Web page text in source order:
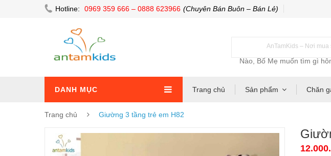
Hotline: 0969 359 666 – 0888 623966 (Chuyên Bán Buôn – Bán Lẻ)
AnTamKids – Nơi mua
DANH MỤC Trang chủ Sản phẩm Chăn
Trang chủ Giường 3 tầng trẻ em H82